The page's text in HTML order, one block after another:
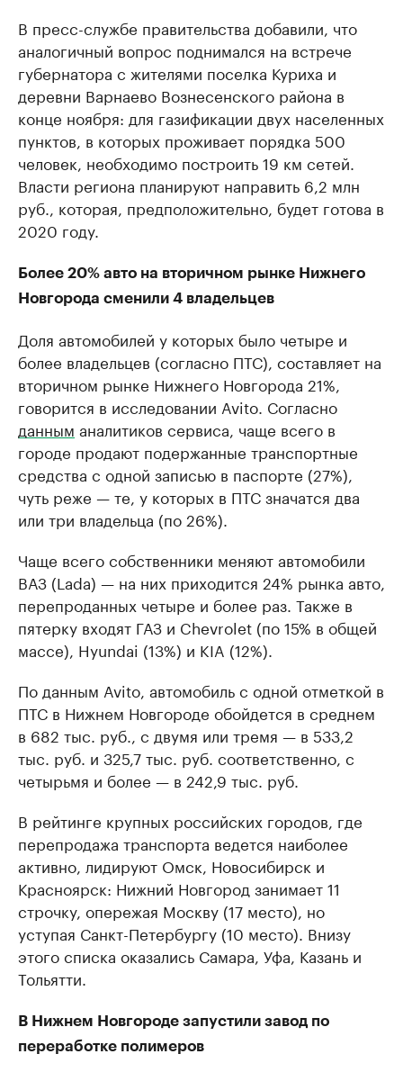
В пресс-службе правительства добавили, что
аналогичный вопрос поднимался на встрече
губернатора с жителями поселка Куриха и
деревни Варнаево Вознесенского района в
конце ноября: для газификации двух населенных
пунктов, в которых проживает порядка 500
человек, необходимо построить 19 км сетей.
Власти региона планируют направить 6,2 млн
руб., которая, предположительно, будет готова в
2020 году.
Более 20% авто на вторичном рынке Нижнего
Новгорода сменили 4 владельцев
Доля автомобилей у которых было четыре и
более владельцев (согласно ПТС), составляет на
вторичном рынке Нижнего Новгорода 21%,
говорится в исследовании Avito. Согласно
данным аналитиков сервиса, чаще всего в
городе продают подержанные транспортные
средства с одной записью в паспорте (27%),
чуть реже — те, у которых в ПТС значатся два
или три владельца (по 26%).
Чаще всего собственники меняют автомобили
ВАЗ (Lada) — на них приходится 24% рынка авто,
перепроданных четыре и более раз. Также в
пятерку входят ГАЗ и Chevrolet (по 15% в общей
массе), Hyundai (13%) и KIA (12%).
По данным Avito, автомобиль с одной отметкой в
ПТС в Нижнем Новгороде обойдется в среднем
в 682 тыс. руб., с двумя или тремя — в 533,2
тыс. руб. и 325,7 тыс. руб. соответственно, с
четырьмя и более — в 242,9 тыс. руб.
В рейтинге крупных российских городов, где
перепродажа транспорта ведется наиболее
активно, лидируют Омск, Новосибирск и
Красноярск: Нижний Новгород занимает 11
строчку, опережая Москву (17 место), но
уступая Санкт-Петербургу (10 место). Внизу
этого списка оказались Самара, Уфа, Казань и
Тольятти.
В Нижнем Новгороде запустили завод по
переработке полимеров